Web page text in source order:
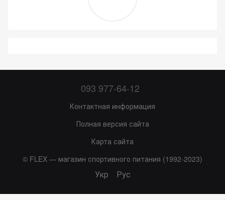
093 977-64-12
Контактная информация
Полная версия сайта
Карта сайта
© FLEX — магазин спортивного питания (1992-2023)
Укр Рус